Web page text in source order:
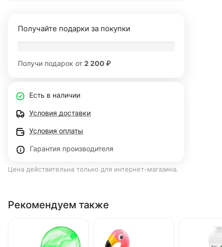
Получайте подарки за покупки
Получи подарок от 2 200 ₽
Есть в наличии
Условия доставки
Условия оплаты
Гарантия производителя
Цена действительна только для интернет-магазина.
Рекомендуем также